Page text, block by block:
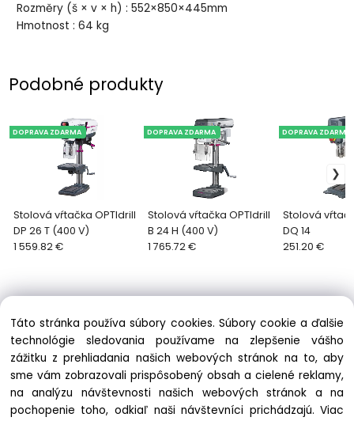
Rozměry (š × v × h) : 552×850×445mm
Hmotnost : 64 kg
Podobné produkty
Stolová vŕtačka OPTIdrill
DP 26 T (400 V)
DOPRAVA ZDARMA
1 559.82 €
Stolová vŕtačka OPTIdrill
B 24 H (400 V)
DOPRAVA ZDARMA
1 765.72 €
Stolová
DQ 14
DOPRAVA ZDARMA
251.20 €
Informácie
Obchodné podmienky
Ochrana osobných údajov
Táto stránka používa súbory cookies. Súbory cookie a ďalšie
technológie sledovania používame na zlepšenie vášho
zážitku z prehliadania našich webových stránok na to, aby
sme vám zobrazovali prispôsobený obsah a cielené reklamy,
na analýzu návštevnosti našich webových stránok a na
pochopenie toho, odkiaľ naši návštevníci prichádzajú.Viac